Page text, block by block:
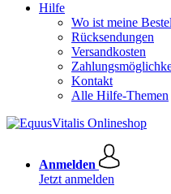
Hilfe
Wo ist meine
Rücksendungen
Versandkosten
Kontakt
Alle Hilfe-Themen
Anmelden
Jetzt anmelden